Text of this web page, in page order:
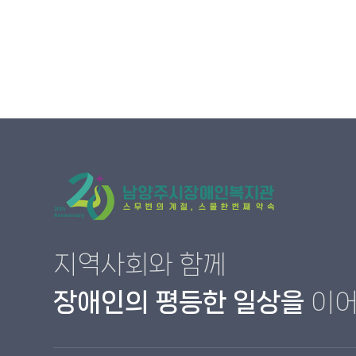
지역사회와 함께
장애인의 평등한 일상을 이